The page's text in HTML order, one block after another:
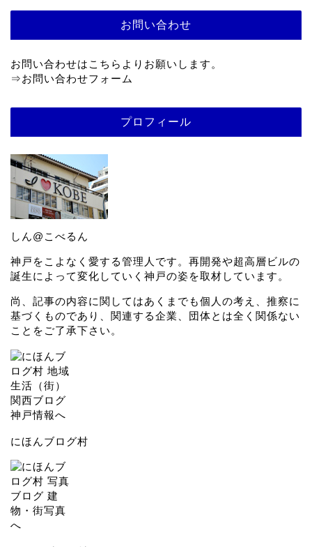
お問い合わせ
お問い合わせはこちらよりお願いします。
⇒お問い合わせフォーム
プロフィール
しん@こべるん
神戸をこよなく愛する管理人です。再開発や超高層ビルの
誕生によって変化していく神戸の姿を取材しています。
尚、記事の内容に関してはあくまでも個人の考え、推察に
基づくものであり、関連する企業、団体とは全く関係ない
ことをご了承下さい。
にほんブログ村